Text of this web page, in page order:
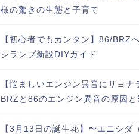
様の驚きの生態と子育て
【初心者でもカンタン】86/BRZ
シランプ新設DIYガイド
【悩ましいエンジン異音にサヨナ
BRZと86のエンジン異音の原因と
【3月13日の誕生花】〜エニシダ